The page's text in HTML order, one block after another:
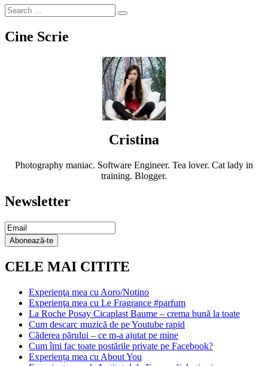
Cine Scrie
Cristina
Photography maniac. Software Engineer. Tea lover. Cat lady in
training. Blogger.
Newsletter
Email
Subscription
Abonează-te
CELE MAI CITITE
Experienţa mea cu Aoro/Notino
Experienţa mea cu Le Fragrance #parfum
La Roche Posay Cicaplast Baume – crema bună la toate
Cum descarc muzică de pe Youtube rapid
Căderea părului – ce m-a ajutat pe mine
Cum îmi fac toate postările private pe Facebook?
Experiența mea cu About You